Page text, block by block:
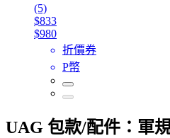
(5)
$833
$980
折價券
P幣
UAG 包款/配件：軍